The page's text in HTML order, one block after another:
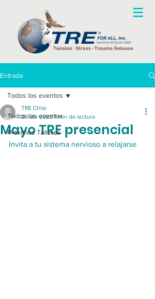
Entrada
Todos los eventos
Próximos Talleres
Todos los eventos
Mayo TRE presencial
TRE Chile
26 abr 2022 1 min de lectura
Invita a tu sistema nervioso a relajarse